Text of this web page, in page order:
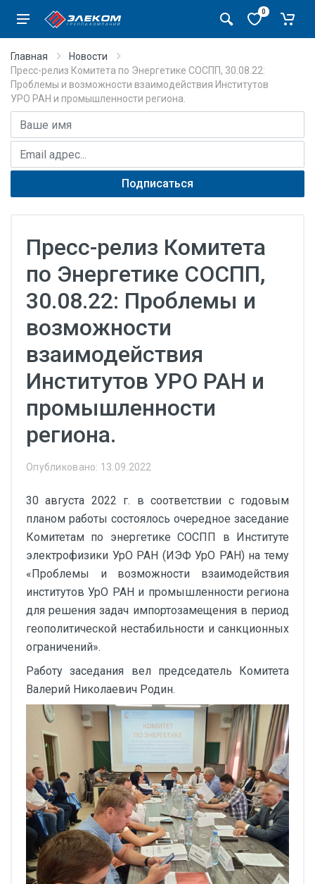
0
Главная
Новости
Пресс-релиз Комитета по Энергетике СОСПП, 30.08.22:
Проблемы и возможности взаимодействия Институтов
УРО РАН и промышленности региона.
Имя
E-mail адрес
Подписаться
Пресс-релиз Комитета
по Энергетике СОСПП,
30.08.22: Проблемы и
возможности
взаимодействия
Институтов УРО РАН и
промышленности
региона.
Опубликовано: 13.09.2022
30 августа 2022 г. в соответствии с годовым
планом работы состоялось очередное заседание
Комитетам по энергетике СОСПП в Институте
электрофизики УрО РАН (ИЭФ УрО РАН) на тему
«Проблемы и возможности взаимодействия
институтов УрО РАН и промышленности региона
для решения задач импортозамещения в период
геополитической нестабильности и санкционных
ограничений».
Работу заседания вел председатель Комитета
Валерий Николаевич Родин.